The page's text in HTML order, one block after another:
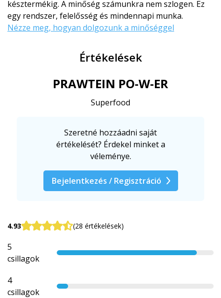
késztermékig. A minőség számunkra nem szlogen. Ez
egy rendszer, felelősség és mindennapi munka.
Nézze meg, hogyan dolgozunk a minőséggel
Értékelések
PRAWTEIN PO-W-ER
Superfood
Szeretné hozzáadni saját
értékelését? Érdekel minket a
véleménye.
Bejelentkezés / Regisztráció
4.93 (28 értékelések)
5
csillagok
4
csillagok